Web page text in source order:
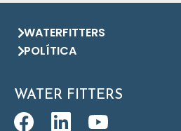
WATERFITTERS
POLÍTICA
WATER FITTERS